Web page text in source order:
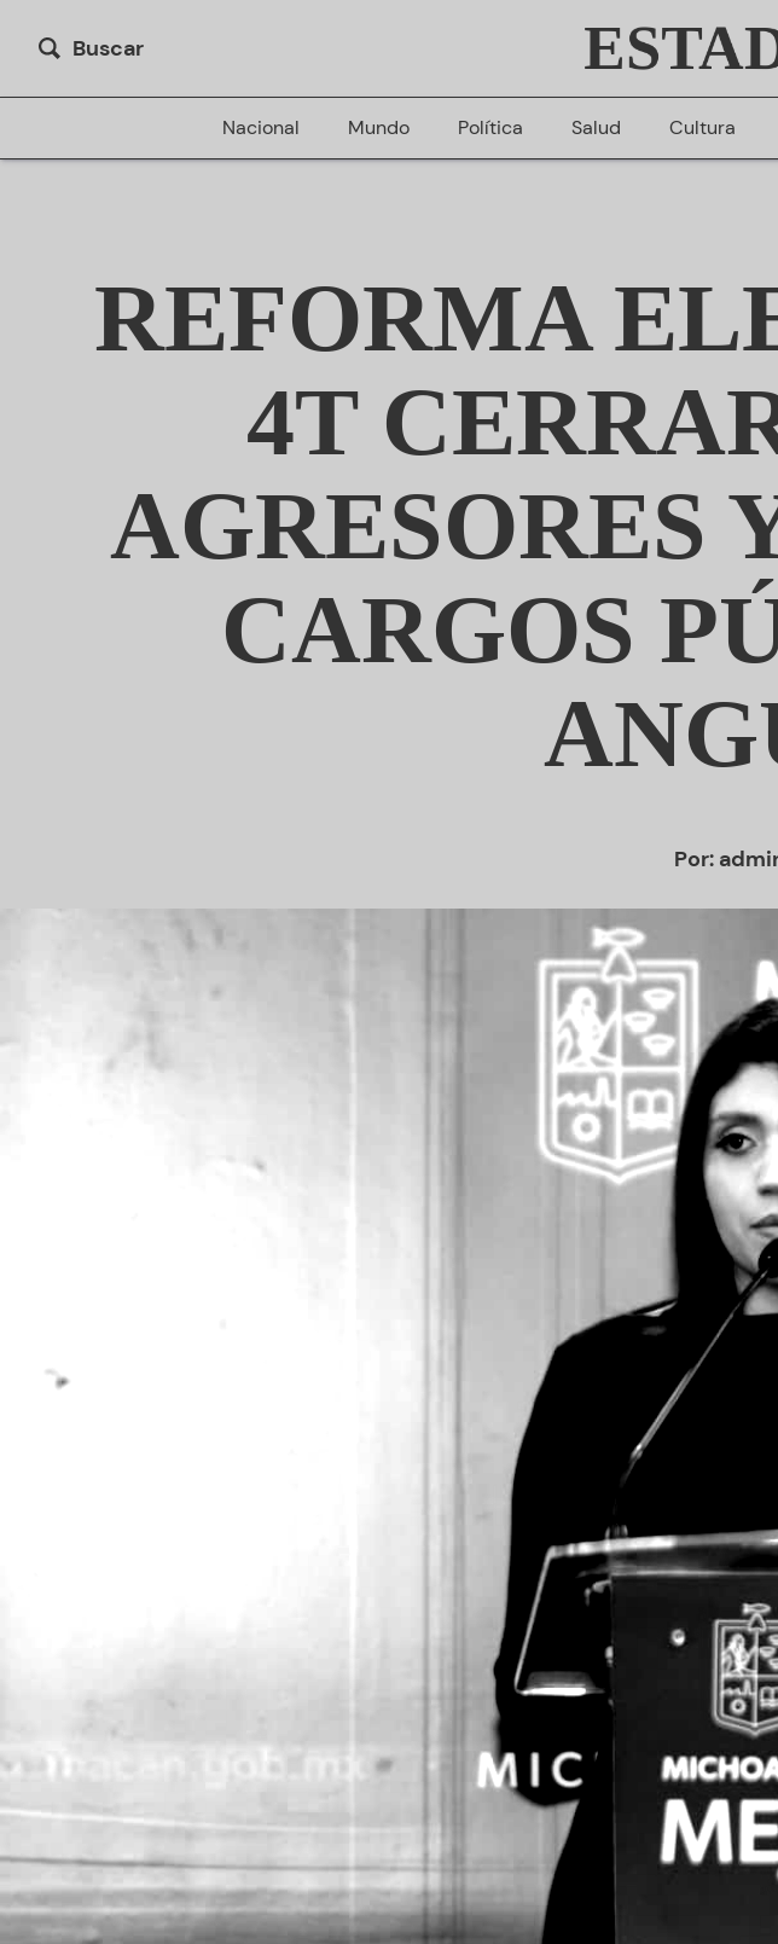
Buscar
Nacional Mundo Política Salud Cultura
REFORMA
4T
AGRESORES
CARGOS
Por: